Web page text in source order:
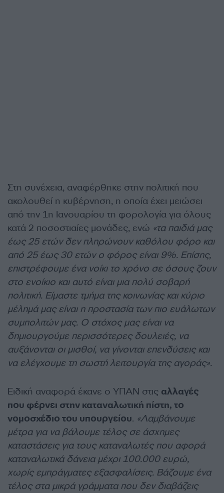
Στη συνέχεια, αναφέρθηκε στην πολιτική που
ακολουθεί η κυβέρνηση, η οποία έχει μειώσει
από την 1η Ιανουαρίου τη φορολογία για όλους
κατά 2 ποσοστιαίες μονάδες, ενώ «τα παιδιά μας
έως 25 ετών δεν πληρώνουν καθόλου φόρο και
από 25 έως 30 ετών ο φόρος είναι 9%. Επίσης,
επιστρέφουμε ένα νοίκι το χρόνο σε όσους ζουν
στο ενοίκιο και αυτό είναι μια πολύ σοβαρή
πολιτική. Είμαστε τμήμα της κοινωνίας και κύριο
μέλημά μας είναι η προστασία των πιο ευάλωτων
συμπολιτών μας. Ο στόχος μας είναι να
δημιουργούμε περισσότερες δουλειές, να
αυξάνονται οι μισθοί, να γίνονται επενδύσεις και
να ελέγχουμε τη σωστή λειτουργία της αγοράς».
Ειδική αναφορά έκανε ο ΥΠΑΝ στις αλλαγές
που φέρνει στην καταναλωτική πίστη, το
νομοσχέδιο του υπουργείου. «Λαμβάνουμε
μέτρα για να βάλουμε τέλος σε άσχημες
καταστάσεις για τους καταναλωτές που αφορά
καταναλωτικά δάνεια μέχρι 100.000 ευρώ,
χωρίς εμπράγματες εξασφαλίσεις. Βάζουμε ένα
τέλος στα μικρά γράμματα που δεν διαβάζεις